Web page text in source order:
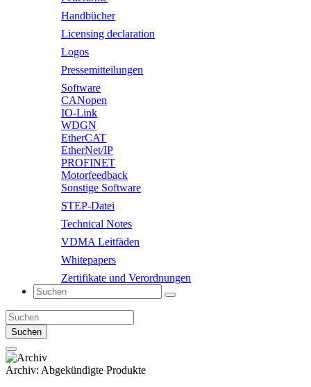
Handbücher
Licensing declaration
Logos
Pressemitteilungen
Software
CANopen
IO-Link
WDGN
EtherCAT
EtherNet/IP
PROFINET
Motorfeedback
Sonstige Software
STEP-Datei
Technical Notes
VDMA Leitfäden
Whitepapers
Zertifikate und Verordnungen
Suchen
Archiv: Abgekündigte Produkte